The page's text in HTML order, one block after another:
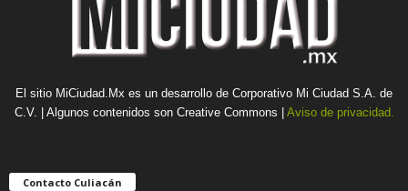
El sitio MiCiudad.Mx es un desarrollo de Corporativo Mi Ciudad S.A. de
C.V. | Algunos contenidos son Creative Commons | Aviso de privacidad.
Contacto Culiacán